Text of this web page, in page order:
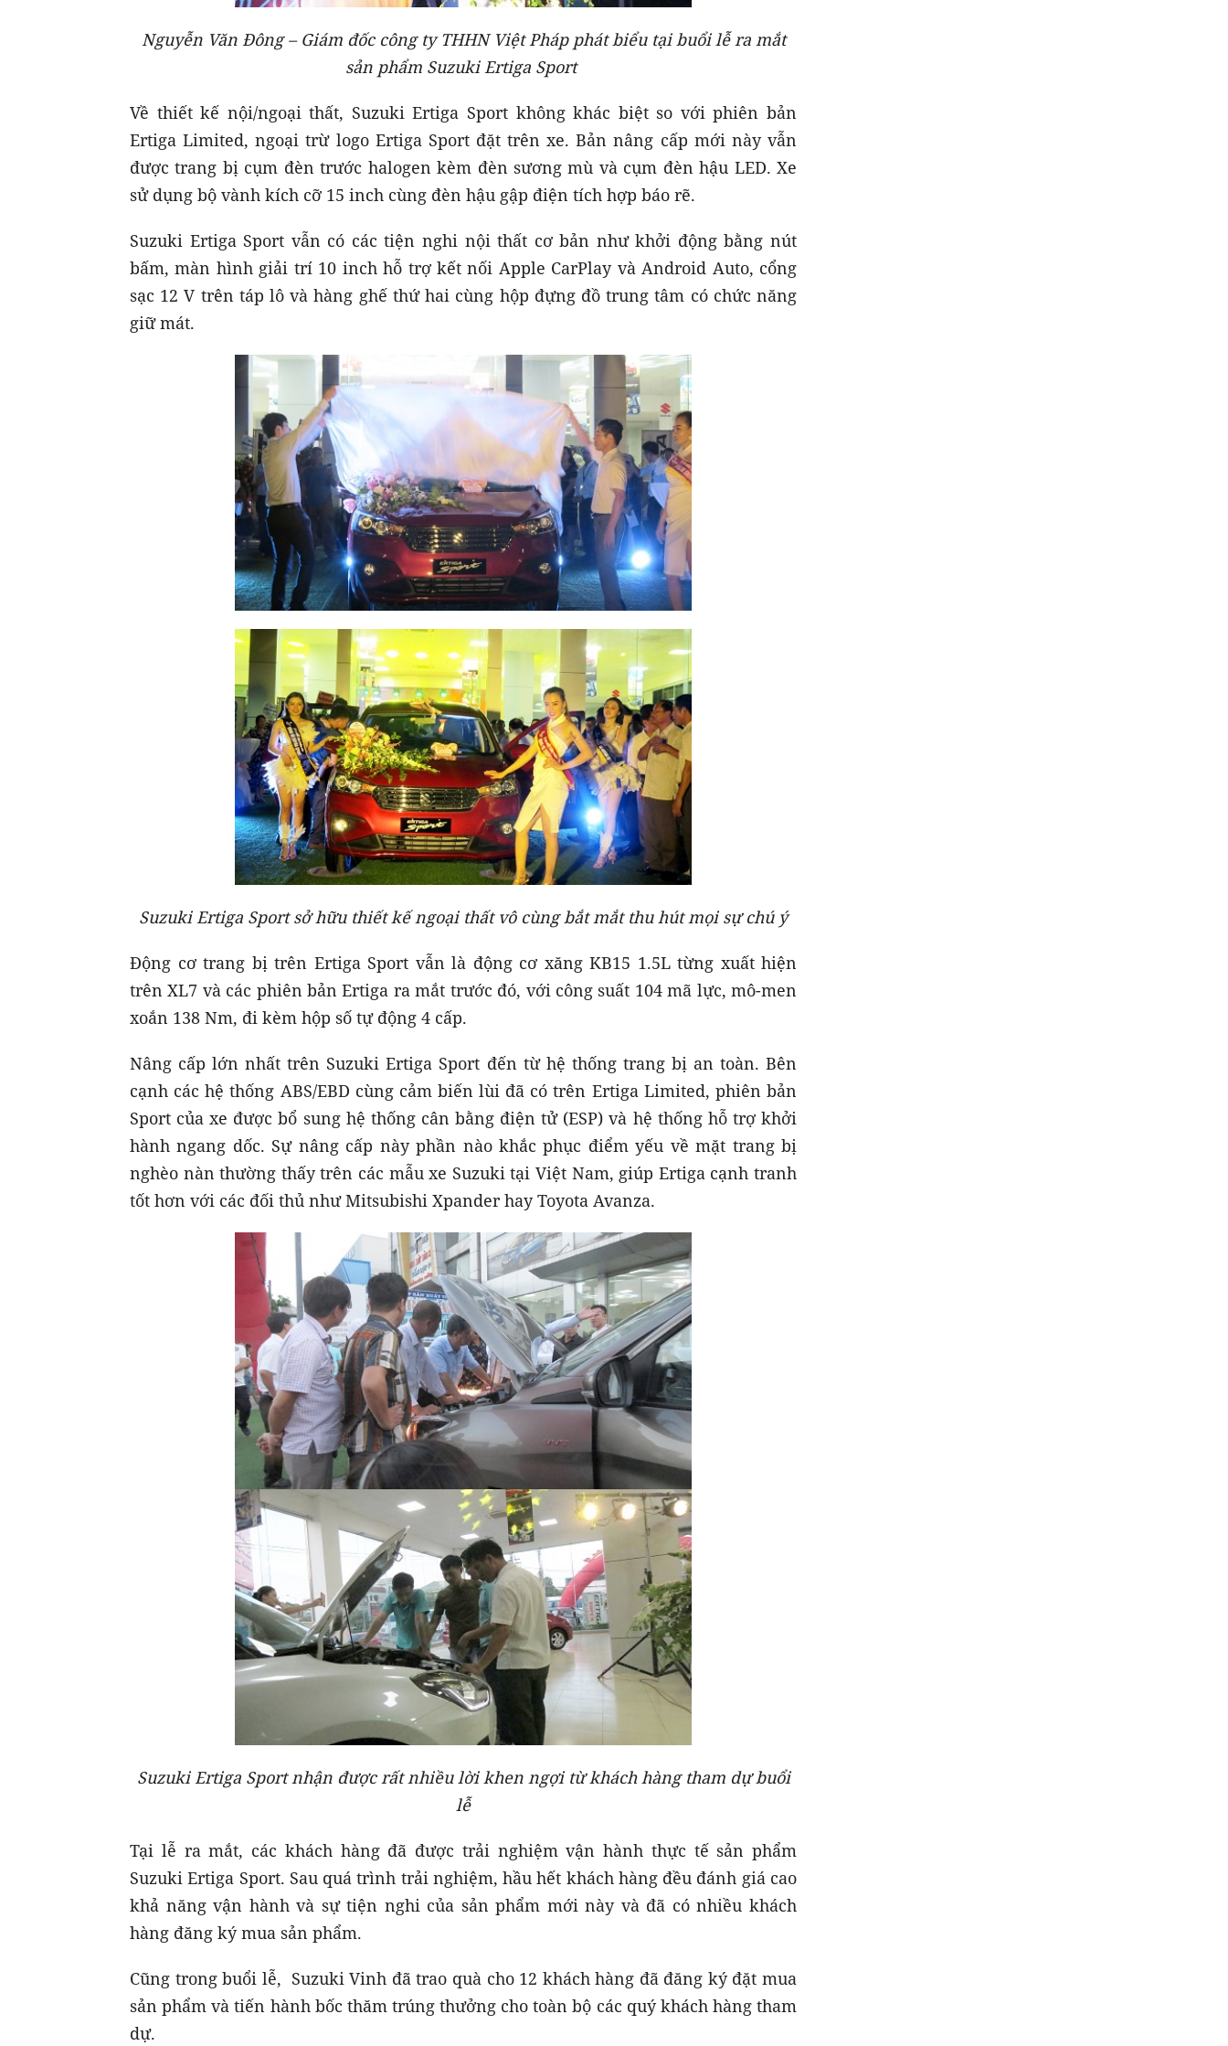
Nguyễn Văn Đông – Giám đốc công ty THHN Việt Pháp phát biểu tại buổi lễ ra mắt
sản phẩm Suzuki Ertiga Sport
Về thiết kế nội/ngoại thất, Suzuki Ertiga Sport không khác biệt so với phiên bản
Ertiga Limited, ngoại trừ logo Ertiga Sport đặt trên xe. Bản nâng cấp mới này vẫn
được trang bị cụm đèn trước halogen kèm đèn sương mù và cụm đèn hậu LED. Xe
sử dụng bộ vành kích cỡ 15 inch cùng đèn hậu gập điện tích hợp báo rẽ.
Suzuki Ertiga Sport vẫn có các tiện nghi nội thất cơ bản như khởi động bằng nút
bấm, màn hình giải trí 10 inch hỗ trợ kết nối Apple CarPlay và Android Auto, cổng
sạc 12 V trên táp lô và hàng ghế thứ hai cùng hộp đựng đồ trung tâm có chức năng
giữ mát.
Suzuki Ertiga Sport sở hữu thiết kế ngoại thất vô cùng bắt mắt thu hút mọi sự chú ý
Động cơ trang bị trên Ertiga Sport vẫn là động cơ xăng KB15 1.5L từng xuất hiện
trên XL7 và các phiên bản Ertiga ra mắt trước đó, với công suất 104 mã lực, mô-men
xoắn 138 Nm, đi kèm hộp số tự động 4 cấp.
Nâng cấp lớn nhất trên Suzuki Ertiga Sport đến từ hệ thống trang bị an toàn. Bên
cạnh các hệ thống ABS/EBD cùng cảm biến lùi đã có trên Ertiga Limited, phiên bản
Sport của xe được bổ sung hệ thống cân bằng điện tử (ESP) và hệ thống hỗ trợ khởi
hành ngang dốc. Sự nâng cấp này phần nào khắc phục điểm yếu về mặt trang bị
nghèo nàn thường thấy trên các mẫu xe Suzuki tại Việt Nam, giúp Ertiga cạnh tranh
tốt hơn với các đối thủ như Mitsubishi Xpander hay Toyota Avanza.
Suzuki Ertiga Sport nhận được rất nhiều lời khen ngợi từ khách hàng tham dự buổi
lễ
Tại lễ ra mắt, các khách hàng đã được trải nghiệm vận hành thực tế sản phẩm
Suzuki Ertiga Sport. Sau quá trình trải nghiệm, hầu hết khách hàng đều đánh giá cao
khả năng vận hành và sự tiện nghi của sản phẩm mới này và đã có nhiều khách
hàng đăng ký mua sản phẩm.
Cũng trong buổi lễ, Suzuki Vinh đã trao quà cho 12 khách hàng đã đăng ký đặt mua
sản phẩm và tiến hành bốc thăm trúng thưởng cho toàn bộ các quý khách hàng tham
dự.